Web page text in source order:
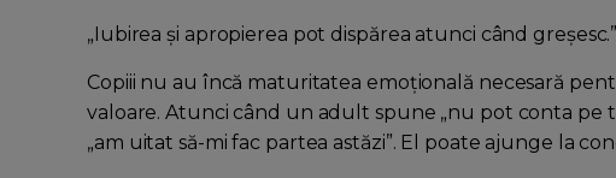
„Iubirea și apropierea pot dispărea atunci când greșesc.”
Copiii nu au încă maturitatea emoțională necesară
valoare. Atunci când un adult spune „nu pot conta
„am uitat să-mi fac partea astăzi”. El poate ajunge la